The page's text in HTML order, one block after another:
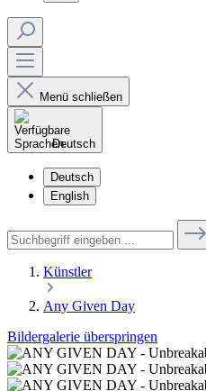
Menü schließen
Deutsch
Deutsch
English
Künstler
Any Given Day
Bildergalerie überspringen